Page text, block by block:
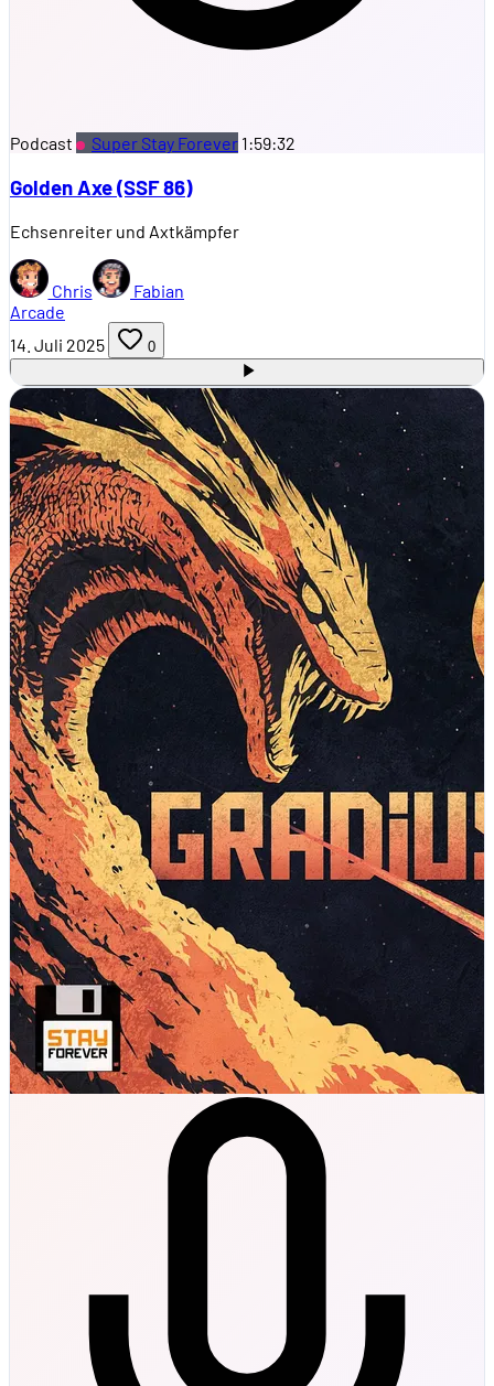
Podcast Super Stay Forever 1:59:32
Golden Axe (SSF 86)
Echsenreiter und Axtkämpfer
Chris
Fabian
Arcade
14. Juli 2025
0